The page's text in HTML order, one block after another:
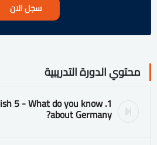
سجل الان
محتوي الدورة التدريبية
5 - What do you know
about Germany?